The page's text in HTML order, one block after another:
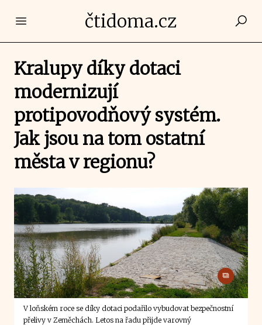
Open main menučtidoma.cz
Kralupy díky dotaci
modernizují
protipovodňový systém.
Jak jsou na tom ostatní
města v regionu?
V loňském roce se díky dotaci podařilo vybudovat bezpečnostní
přelivy v Zeměchách. Letos na řadu přijde varovný